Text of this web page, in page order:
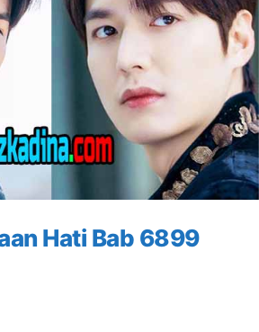
Hati Bab 6899